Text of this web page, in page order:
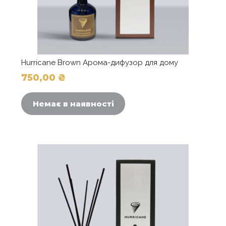
Hurricane Brown Арома-дифузор для дому
750,00 ₴
Немає в наявності